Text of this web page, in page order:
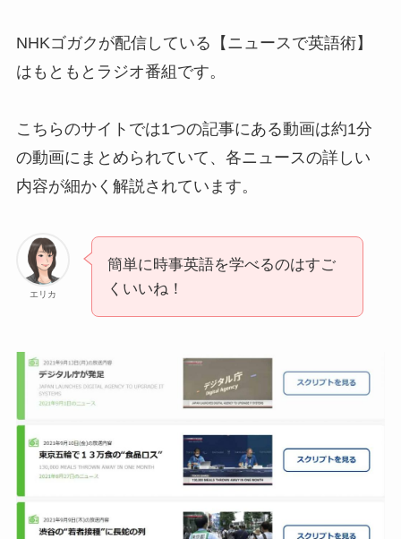
NHKゴガクが配信している【ニュースで英語術】
はもともとラジオ番組です。
こちらのサイトでは1つの記事にある動画は約1分
の動画にまとめられていて、各ニュースの詳しい
内容が細かく解説されています。
エリカ
簡単に時事英語を学べるのはすご
くいいね！